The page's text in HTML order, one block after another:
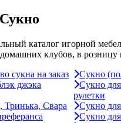
Сукно
каталог игорной
клубов, в розницу
сукна на заказ
Сукно
джэка
Сукно
рулетки
Тринька, Свара
Сукно
Сукно